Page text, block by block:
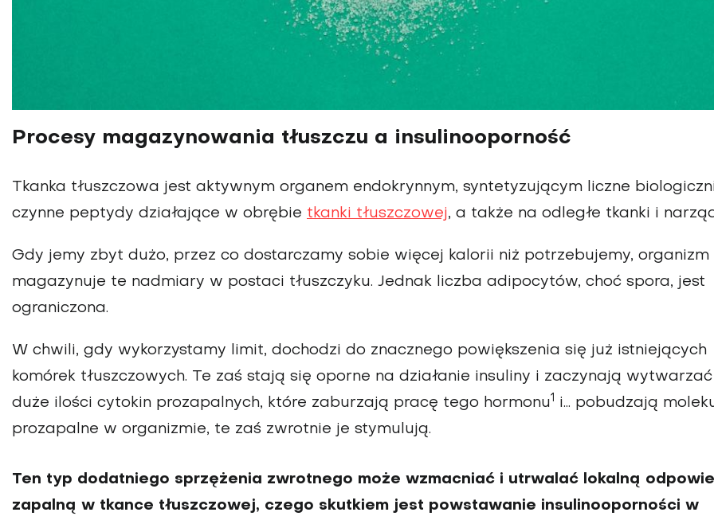
Procesy magazynowania tłuszczu a insulinooporność
Tkanka tłuszczowa jest aktywnym organem endokrynnym, syntetyzu­jącym liczne
czynne peptydy działające w obrębie tkanki tłuszczowej, a także na odległe tkanki i
Gdy jemy zbyt dużo, przez co dostarczamy sobie więcej kalorii niż potrzebujemy, organizm
magazynuje te nadmiary w postaci tłuszczyku. Jednak liczba adipocytów, choć spora, jest
ogra­niczona.
W chwili, gdy wykorzy­stamy limit, dochodzi do znacznego powiększenia się już istniejących
komórek tłuszczowych. Te zaś stają się oporne na działanie insuliny i zaczynają wytwarzać
duże ilo­ści cytokin prozapalnych, które zaburzają pracę tego hormonu1
i... pobudzają
prozapalne w organizmie, te zaś zwrotnie je stymulują.
Ten typ dodatniego sprzężenia zwrotnego może wzmac­niać i utrwalać lokalną
zapalną w tkance tłuszczowej, czego skutkiem jest powstawa­nie insulinooporności w